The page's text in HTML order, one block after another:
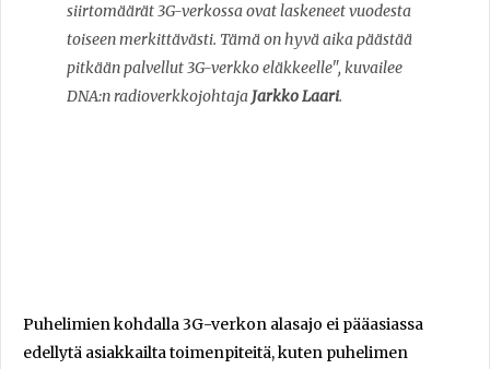
siirtomäärät 3G-verkossa ovat laskeneet vuodesta
toiseen merkittävästi. Tämä on hyvä aika päästää
pitkään palvellut 3G-verkko eläkkeelle", kuvailee
DNA:n radioverkkojohtaja Jarkko Laari.
Puhelimien kohdalla 3G-verkon alasajo ei pääasiassa
edellytä asiakkailta toimenpiteitä, kuten puhelimen